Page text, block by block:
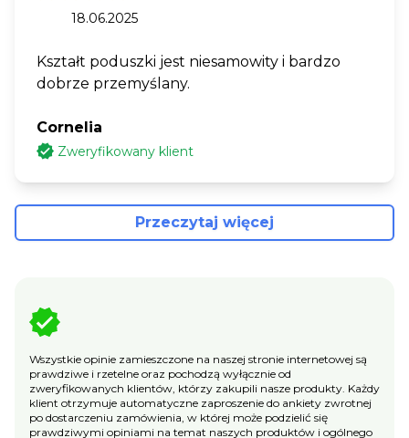
18.06.2025
Kształt poduszki jest niesamowity i bardzo
dobrze przemyślany.
Cornelia
Zweryfikowany klient
Przeczytaj więcej
Wszystkie opinie zamieszczone na naszej stronie internetowej są
prawdziwe i rzetelne oraz pochodzą wyłącznie od
zweryfikowanych klientów, którzy zakupili nasze produkty. Każdy
klient otrzymuje automatyczne zaproszenie do ankiety zwrotnej
po dostarczeniu zamówienia, w której może podzielić się
prawdziwymi opiniami na temat naszych produktów i ogólnego